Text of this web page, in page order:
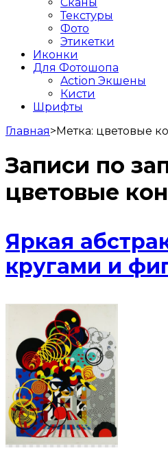
Текстуры
Фото
Этикетки
Иконки
Для Фотошопа
Action Экшены
Кисти
Шрифты
Главная>Метка: цветовые
Записи по
цветовые
Яркая
кругами и